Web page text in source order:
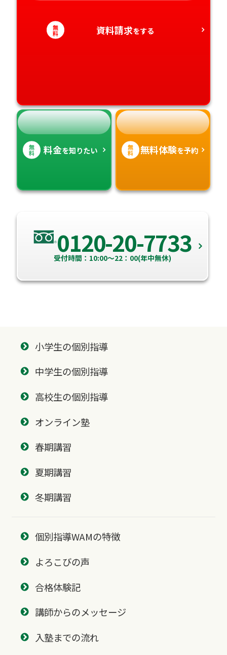
無
料 資料請求をする
無
料 料金を知りたい 無
料 無料体験を予約
0120-20-7733
受付時間：10:00～22：00(年中無休)
小学生の個別指導
中学生の個別指導
高校生の個別指導
オンライン塾
春期講習
夏期講習
冬期講習
個別指導WAMの特徴
よろこびの声
合格体験記
講師からのメッセージ
入塾までの流れ